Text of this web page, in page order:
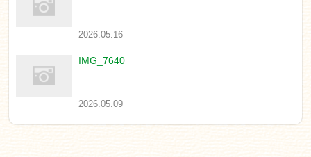
2026.05.16
IMG_7640
2026.05.09